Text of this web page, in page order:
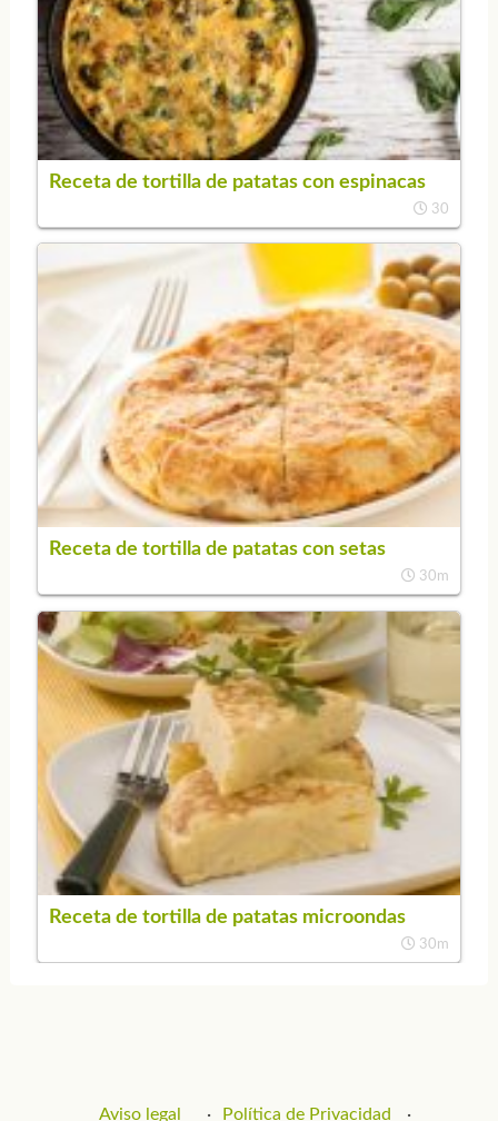
Receta de tortilla de patatas con espinacas
30
Receta de tortilla de patatas con setas
30m
Receta de tortilla de patatas microondas
30m
Aviso legal Política de Privacidad